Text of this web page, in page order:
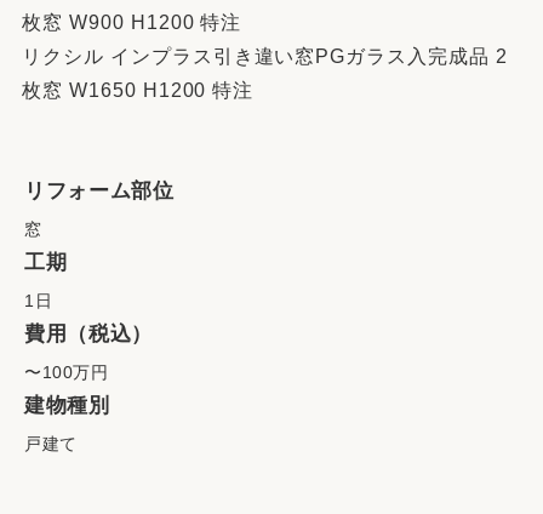
枚窓 W900 H1200 特注
リクシル インプラス引き違い窓PGガラス入完成品 2
枚窓 W1650 H1200 特注
リフォーム部位
窓
工期
1日
費用（税込）
〜100万円
建物種別
戸建て